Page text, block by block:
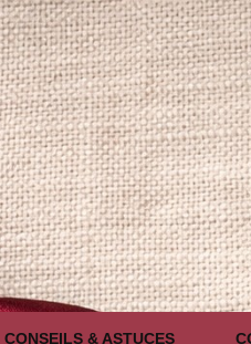
CONSEILS & ASTUCES